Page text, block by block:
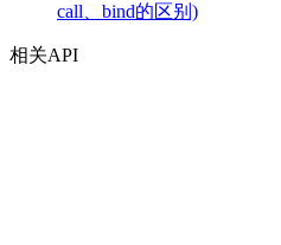
call、bind的区别)
相关API